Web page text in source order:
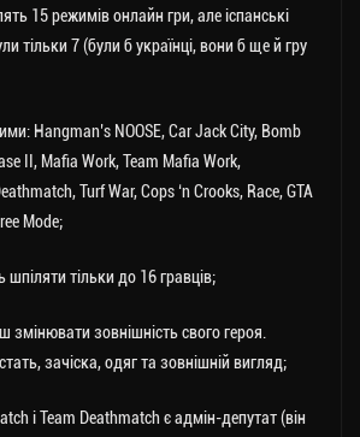
15 режимів онлайн гри, але іспанські
тільки 7 (були б українці, вони б ще й гру
Hangman’s NOOSE, Car Jack City, Bomb
II, Mafia Work, Team Mafia Work,
Turf War, Cops ‘n Crooks, Race, GTA
Mode;
тільки до 16 гравців;
змінювати зовнішність свого героя.
зачіска, одяг та зовнішній вигляд;
і Team Deathmatch є адмін-депутат (він